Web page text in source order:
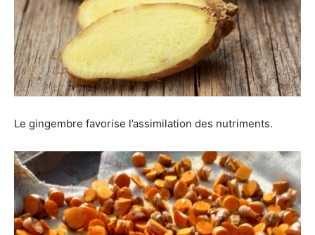
Le gingembre favorise l’assimilation des nutriments.